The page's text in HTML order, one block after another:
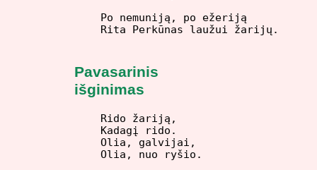
Po nemuniją, po ežeriją
Pavasarinis
išginimas
Rido žariją,
Kadagį rido.
Olia, galvijai,
Olia, nuo ryšio.